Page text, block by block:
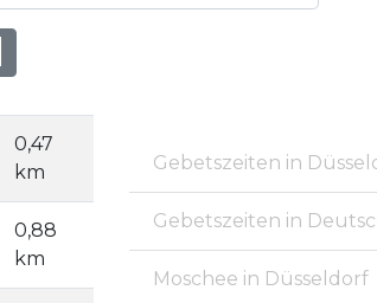
0,47
km
0,88
km
Gebetszeiten in
Gebetszeiten in
Moschee in Düsseldorf